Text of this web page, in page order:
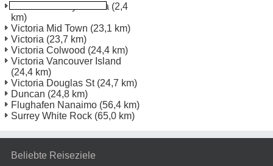
Victoria Sidney Marina (2,4
km)
Victoria Mid Town (23,1 km)
Victoria (23,7 km)
Victoria Colwood (24,4 km)
Victoria Vancouver Island
(24,4 km)
Victoria Douglas St(24,7 km)
Duncan (24,8 km)
Flughafen Nanaimo (56,4 km)
Surrey White Rock (65,0 km)
Beliebte Reiseziele